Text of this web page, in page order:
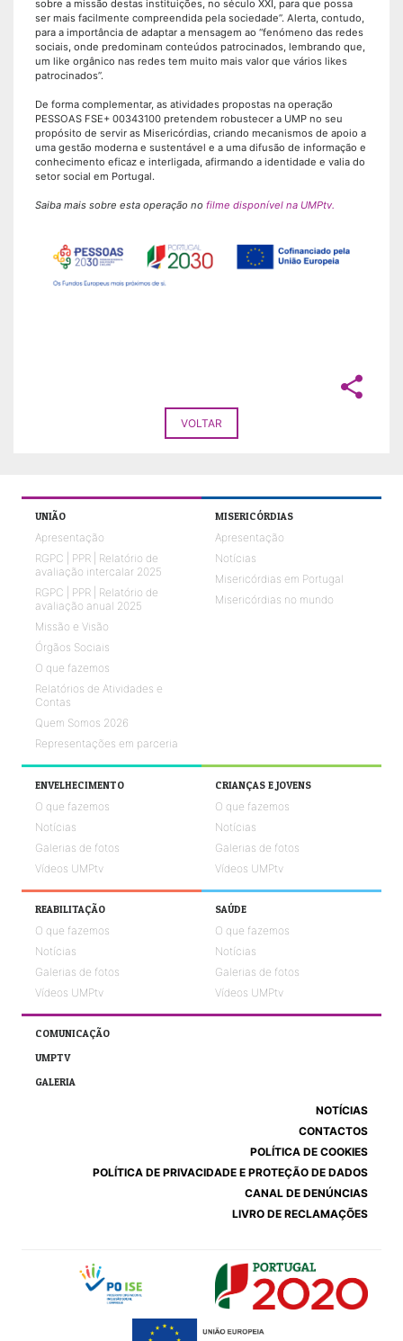
sobre a missão destas instituições, no século XXI, para que possa
ser mais facilmente compreendida pela sociedade”. Alerta, contudo,
para a importância de adaptar a mensagem ao “fenómeno das redes
sociais, onde predominam conteúdos patrocinados, lembrando que,
um like orgânico nas redes tem muito mais valor que vários likes
patrocinados”.
De forma complementar, as atividades propostas na operação
PESSOAS FSE+ 00343100 pretendem robustecer a UMP no seu
propósito de servir as Misericórdias, criando mecanismos de apoio a
uma gestão moderna e sustentável e a uma difusão de informação e
conhecimento eficaz e interligada, afirmando a identidade e valia do
setor social em Portugal.
Saiba mais sobre esta operação no filme disponível na UMPtv.
share
VOLTAR
UNIÃO
Apresentação
RGPC | PPR | Relatório de
avaliação intercalar 2025
RGPC | PPR | Relatório de
avaliação anual 2025
Missão e Visão
Órgãos Sociais
O que fazemos
Relatórios de Atividades e
Contas
Quem Somos 2026
Representações em parceria
MISERICÓRDIAS
Apresentação
Notícias
Misericórdias em Portugal
Misericórdias no mundo
ENVELHECIMENTO
O que fazemos
Notícias
Galerias de fotos
Vídeos UMPtv
CRIANÇAS E JOVENS
O que fazemos
Notícias
Galerias de fotos
Vídeos UMPtv
REABILITAÇÃO
O que fazemos
Notícias
Galerias de fotos
Vídeos UMPtv
SAÚDE
O que fazemos
Notícias
Galerias de fotos
Vídeos UMPtv
COMUNICAÇÃO
UMPTV
GALERIA
NOTÍCIAS
CONTACTOS
POLÍTICA DE COOKIES
POLÍTICA DE PRIVACIDADE E PROTEÇÃO DE DADOS
CANAL DE DENÚNCIAS
LIVRO DE RECLAMAÇÕES